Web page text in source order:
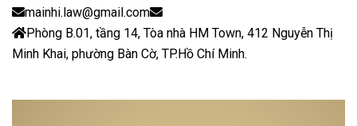
mainhi.law@gmail.com
Phòng B.01, tầng 14, Tòa nhà HM Town, 412 Nguyễn Thị
Minh Khai, phường Bàn Cờ, TP.Hồ Chí Minh.